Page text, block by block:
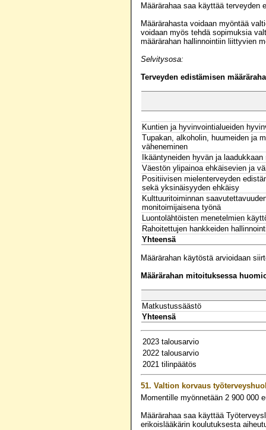
Määrärahaa saa käyttää terveyden
Määrärahasta voidaan myöntää
voidaan myös tehdä sopimuksia
määrärahan hallinnointiin liittyvien
Selvitysosa:
Terveyden edistämisen
Kuntien ja hyvinvointialueiden
Tupakan, alkoholin, huumeiden ja
väheneminen
Ikääntyneiden hyvän ja
Väestön ylipainoa ehkäisevien ja
Positiivisen mielenterveyden
sekä yksinäisyyden ehkäisy
Kulttuuritoiminnan
monitoimijaisena työnä
Luontolähtöisten menetelmien
Rahoitettujen hankkeiden
Yhteensä
Määrärahan käytöstä arvioidaan
Määrärahan mitoituksessa
Matkustussäästö
Yhteensä
2023 talousarvio
2022 talousarvio
2021 tilinpäätös
51. Valtion korvaus
Momentille myönnetään 2 900 000
Määrärahaa saa käyttää
erikoislääkärin koulutuksesta